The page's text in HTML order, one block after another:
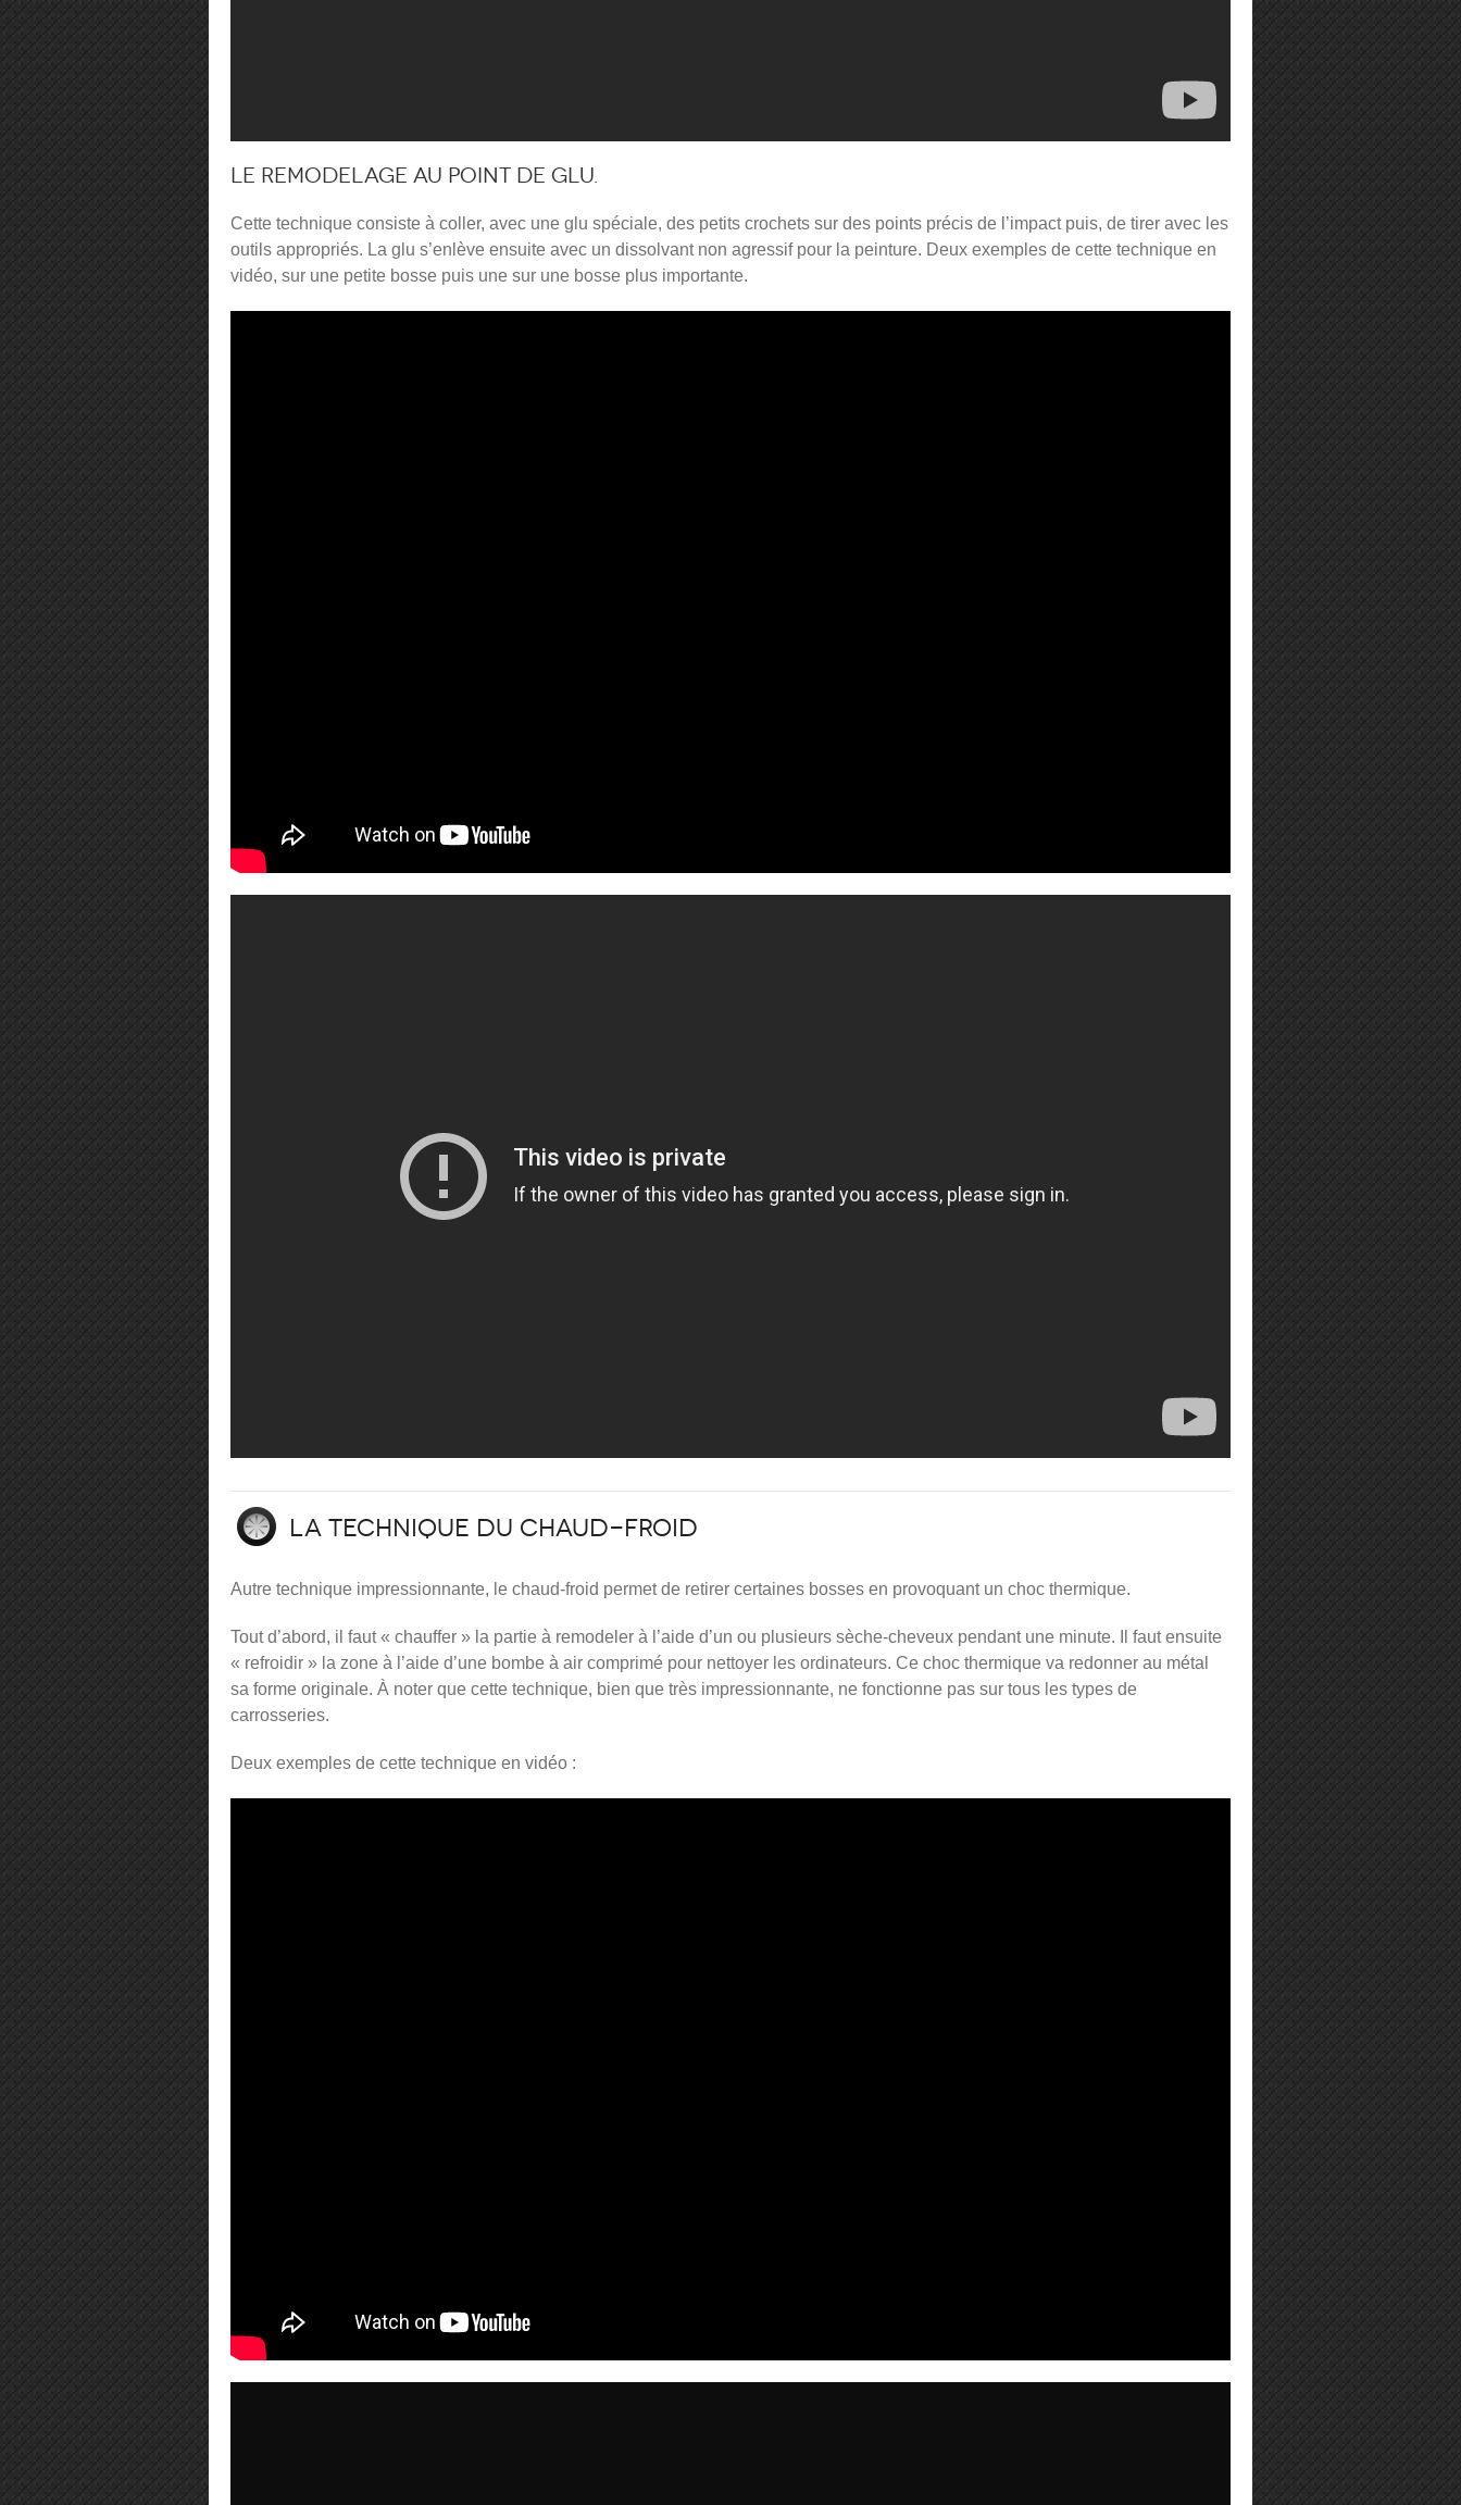
Le remodelage au point de glu.
Cette technique consiste à coller, avec une glu spéciale, des petits crochets sur des points précis de l’impact puis, de tirer avec les
outils appropriés. La glu s’enlève ensuite avec un dissolvant non agressif pour la peinture. Deux exemples de cette technique en
vidéo, sur une petite bosse puis une sur une bosse plus importante.
La technique du chaud-froid
Autre technique impressionnante, le chaud-froid permet de retirer certaines bosses en provoquant un choc thermique.
Tout d’abord, il faut « chauffer » la partie à remodeler à l’aide d’un ou plusieurs sèche-cheveux pendant une minute. Il faut ensuite
« refroidir » la zone à l’aide d’une bombe à air comprimé pour nettoyer les ordinateurs. Ce choc thermique va redonner au métal
sa forme originale. À noter que cette technique, bien que très impressionnante, ne fonctionne pas sur tous les types de
carrosseries.
Deux exemples de cette technique en vidéo :